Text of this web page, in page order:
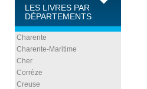
LES LIVRES PAR
DÉPARTEMENTS
Charente
Charente-Maritime
Cher
Corrèze
Creuse